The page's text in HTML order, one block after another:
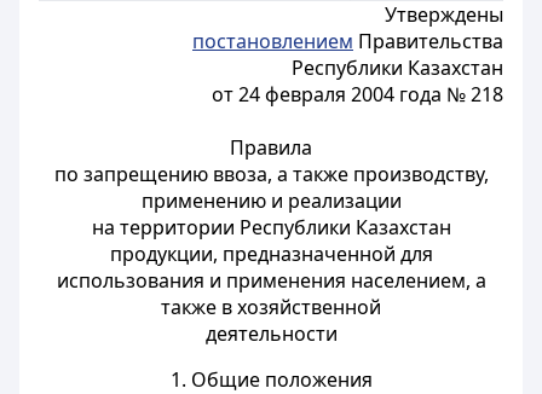
Утверждены
постановлением Правительства
Республики Казахстан
от 24 февраля 2004 года № 218
Правила
по запрещению ввоза, а также производству,
применению и реализации
на территории Республики Казахстан
продукции, предназначенной для
использования и применения населением, а
также в хозяйственной
деятельности
1. Общие положения